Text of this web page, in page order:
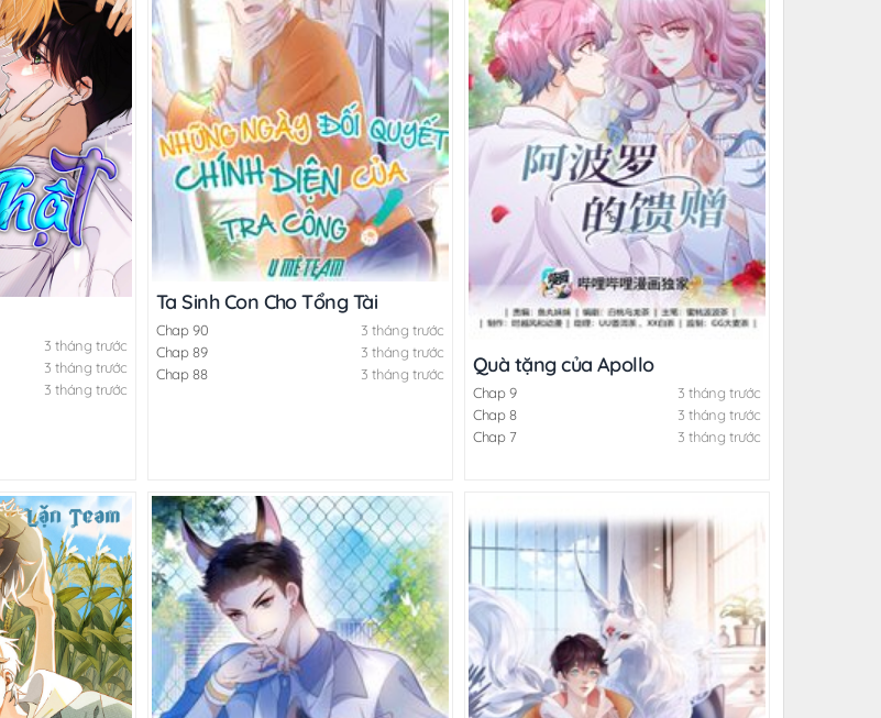
3 tháng trước
3 tháng trước
3 tháng trước
Ta Sinh Con Cho Tổng Tài
Chap 90
3 tháng trước
Chap 89
3 tháng trước
Chap 88
3 tháng trước Quà tặng của Apollo
Chap 9
3 tháng trước
Chap 8
3 tháng trước
Chap 7
3 tháng trước